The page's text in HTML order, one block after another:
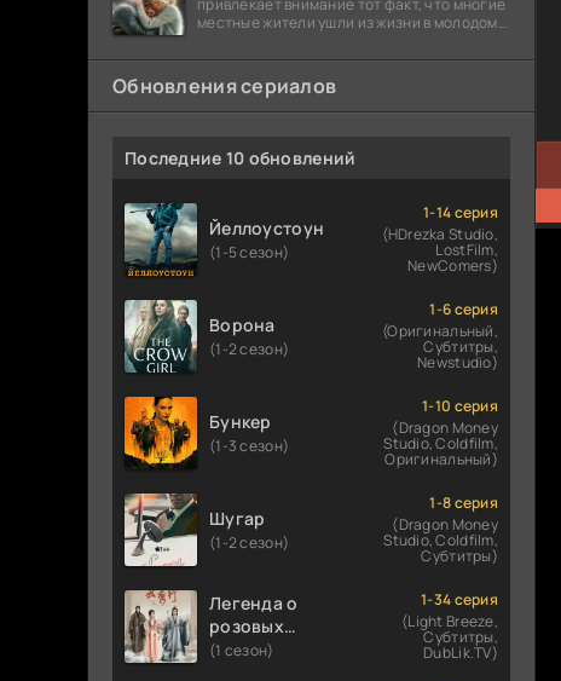
местные жители ушли из жизни в молодом
бомбы
Обновления сериалов
Последние 10 обновлений
Йеллоустоун
(1-5 сезон)
1-14 серия
(HDrezka Studio,
LostFilm,
NewComers)
Ворона
(1-2 сезон)
1-6 серия
(Оригинальный,
Субтитры,
Newstudio)
Бункер
(1-3 сезон)
1-10 серия
(Dragon Money
Studio, Coldfilm,
Оригинальный)
Шугар
(1-2 сезон)
1-8 серия
(Dragon Money
Studio, Coldfilm,
Субтитры)
Легенда о
розовых
облаках
(1 сезон)
1-34 серия
(Light Breeze,
Субтитры,
DubLik.TV)